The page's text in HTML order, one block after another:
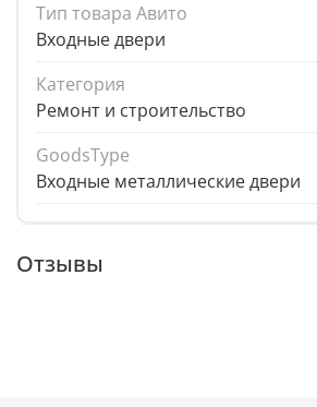
Тип товара Авито
Входные двери
Категория
Ремонт и строительство
GoodsType
Входные металлические двери
Отзывы